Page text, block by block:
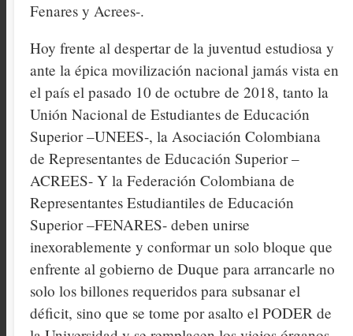
Fenares y Acrees-.
Hoy frente al despertar de la juventud estudiosa y
ante la épica movilización nacional jamás vista en
el país el pasado 10 de octubre de 2018, tanto la
Unión Nacional de Estudiantes de Educación
Superior –UNEES-, la Asociación Colombiana
de Representantes de Educación Superior –
ACREES- Y la Federación Colombiana de
Representantes Estudiantiles de Educación
Superior –FENARES- deben unirse
inexorablemente y conformar un solo bloque que
enfrente al gobierno de Duque para arrancarle no
solo los billones requeridos para subsanar el
déficit, sino que se tome por asalto el PODER de